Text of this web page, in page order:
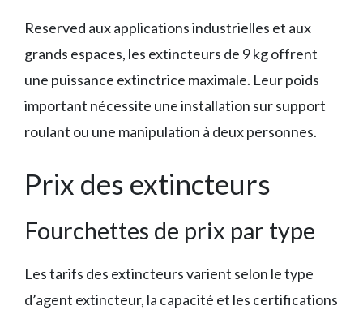
Reserved aux applications industrielles et aux
grands espaces, les extincteurs de 9 kg offrent
une puissance extinctrice maximale. Leur poids
important nécessite une installation sur support
roulant ou une manipulation à deux personnes.
Prix des extincteurs
Fourchettes de prix par type
Les tarifs des extincteurs varient selon le type
d’agent extincteur, la capacité et les certifications